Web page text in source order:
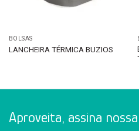
BOLSAS
LANCHEIRA TÉRMICA BUZIOS
Aproveita, assina